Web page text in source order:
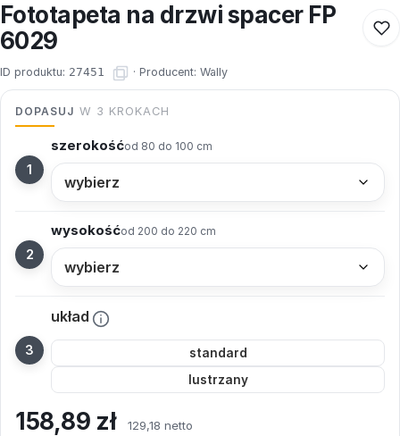
Fototapeta na drzwi spacer FP
6029
ID produktu: 27451 · Producent: Wally
DOPASUJ W 3 KROKACH
szerokośćod 80 do 100 cm
wysokośćod 200 do 220 cm
układ
standard
lustrzany
158,89 zł 129,18 netto